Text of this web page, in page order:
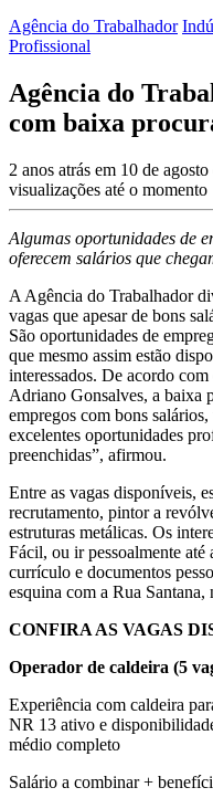
Agência do Trabalhador
Profissional
Agência do
com baixa
2 anos atrás em 10 de
visualizações até o momento
Algumas oportunidades de
oferecem salários que
A Agência do Trabalhador
vagas que apesar de bons
São oportunidades de
que mesmo assim estão
interessados. De acordo
Adriano Gonsalves, a baixa
empregos com bons
excelentes oportunidades
preenchidas”, afirmou.
Entre as vagas disponíveis,
recrutamento, pintor a
estruturas metálicas. Os
Fácil, ou ir pessoalmente
currículo e documentos
esquina com a Rua Santana,
CONFIRA AS VAGAS
Operador de caldeira (5
Experiência com caldeira
NR 13 ativo e
médio completo
Salário a combinar +